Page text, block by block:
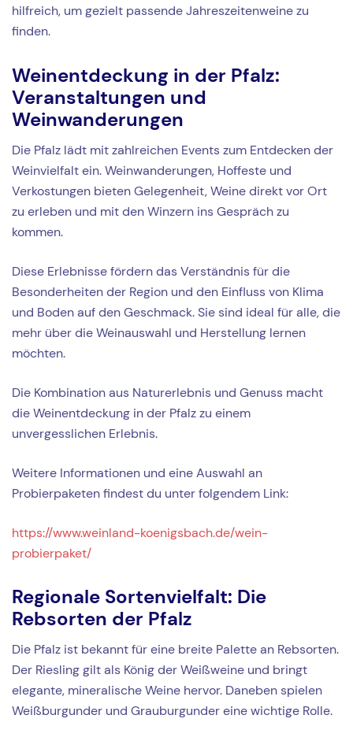
hilfreich, um gezielt passende Jahreszeitenweine zu
finden.
Weinentdeckung in der Pfalz:
Veranstaltungen und
Weinwanderungen
Die Pfalz lädt mit zahlreichen Events zum Entdecken der
Weinvielfalt ein. Weinwanderungen, Hoffeste und
Verkostungen bieten Gelegenheit, Weine direkt vor Ort
zu erleben und mit den Winzern ins Gespräch zu
kommen.
Diese Erlebnisse fördern das Verständnis für die
Besonderheiten der Region und den Einfluss von Klima
und Boden auf den Geschmack. Sie sind ideal für alle, die
mehr über die Weinauswahl und Herstellung lernen
möchten.
Die Kombination aus Naturerlebnis und Genuss macht
die Weinentdeckung in der Pfalz zu einem
unvergesslichen Erlebnis.
Weitere Informationen und eine Auswahl an
Probierpaketen findest du unter folgendem Link:
https://www.weinland-koenigsbach.de/wein-
probierpaket/
Regionale Sortenvielfalt: Die
Rebsorten der Pfalz
Die Pfalz ist bekannt für eine breite Palette an Rebsorten.
Der Riesling gilt als König der Weißweine und bringt
elegante, mineralische Weine hervor. Daneben spielen
Weißburgunder und Grauburgunder eine wichtige Rolle.